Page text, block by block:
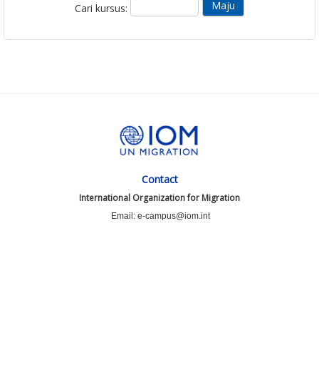
Cari kursus:
Contact
International Organization for Migration
Email: e-campus@iom.int